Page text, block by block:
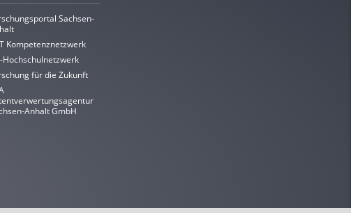
Sachsen-
Kompetenznetzwerk
Hochschulnetzwerk
für die Zukunft
Anhalt GmbH